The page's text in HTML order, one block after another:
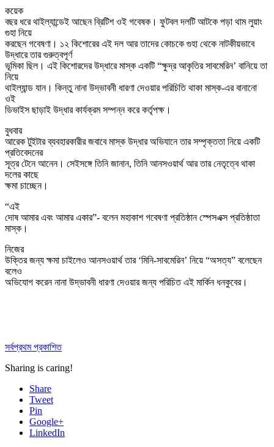
কয়েক
বছর ধরে থাইল্যান্ডেই আছেন ব্রিটিশ ওই গবেষক। ফুটবল দলটি আটকে পড়া থাম লুয়াং
গুহা নিয়ে
করছেন গবেষণা। ১২ কিশোরের এই দল আর তাদের কোচকে গুহা থেকে নাটকীয়ভাবে
উদ্ধারে তার গুরুত্বপূর্ণ
ভূমিকা ছিল। এই কিশোরদের উদ্ধারে মাস্ক একটি “ক্ষুদ্র আকৃতির সাবমেরিন’ বানিয়ে তা
নিয়ে
থাইল্যান্ড যান। কিন্তু নানা উদ্ভাবনী ধারণা দেওয়ার পরিচিতি থাকা মাস্ক-এর বানানো
ওই
ডিভাইস ছাড়াই উদ্ধার কার্যক্রম সম্পন্ন করে কর্তৃপক্ষ।
বুধবার
আরেক টুইটার ব্যবহারকারীর জবাবে মাস্ক উদ্ধার অভিযানে তার সম্পৃক্ততা নিয়ে একটি
প্রতিবেদনের
সূত্র টেনে আনেন। সেইসঙ্গে তিনি জানান, তিনি আনসওয়ার্থ আর তার নেতৃত্বে থাকা
দলের কাছে
ক্ষমা চাচ্ছেন।
“এই
দোষ আমার এবং আমার একার”- বলেন মহাকাশ গবেষণা প্রতিষ্ঠান স্পেসএক্স প্রতিষ্ঠাতা
মাস্ক।
নিজের
উক্তির জন্য ক্ষমা চাইলেও আনসওয়ার্থ তার ‘মিনি-সাবমেরিন’ নিয়ে “অসত্য” বলেছেন
বলেও
অভিযোগ করেন নানা উদ্ভাবনী ধারণা দেওয়ার জন্য পরিচিত এই মার্কিন ধনকুবের।
সর্বপ্রথম প্রকাশিত
Sharing is caring!
Share
Tweet
Pin
Google+
LinkedIn